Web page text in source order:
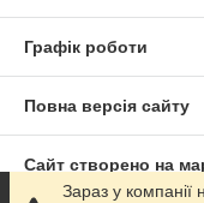
Графік роботи
Повна версія сайту
Сайт створено на
Зараз у